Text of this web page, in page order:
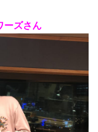
ーズさん